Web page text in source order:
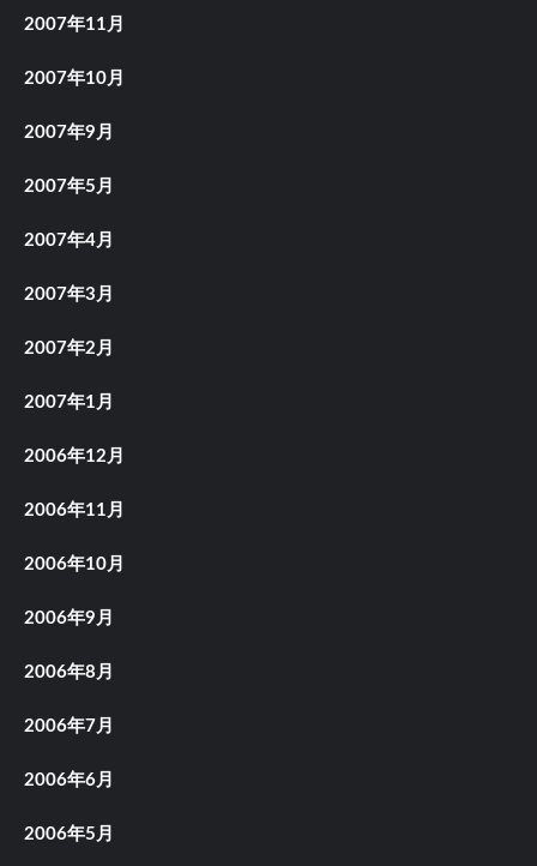
2007年11月
2007年10月
2007年9月
2007年5月
2007年4月
2007年3月
2007年2月
2007年1月
2006年12月
2006年11月
2006年10月
2006年9月
2006年8月
2006年7月
2006年6月
2006年5月